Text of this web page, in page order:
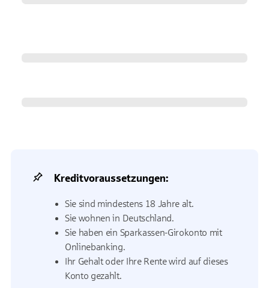
Kreditvoraussetzungen:
Sie sind mindestens 18 Jahre alt.
Sie wohnen in Deutschland.
Sie haben ein Sparkassen-Girokonto mit
Onlinebanking.
Ihr Gehalt oder Ihre Rente wird auf dieses
Konto gezahlt.